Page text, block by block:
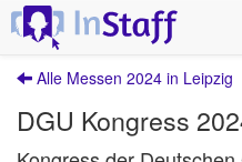
Alle Messen 2024 in Leipzig
DGU Kongress